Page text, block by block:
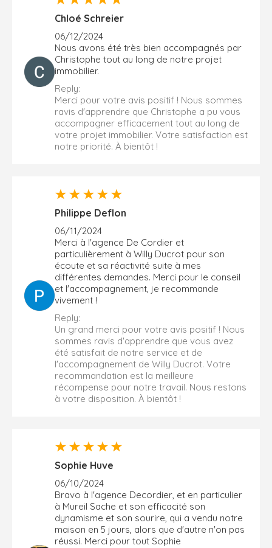
Chloé Schreier
06/12/2024
Nous avons été très bien accompagnés par
Christophe tout au long de notre projet
immobilier.
Reply:
Merci pour votre avis positif ! Nous sommes
ravis d'apprendre que Christophe a pu vous
accompagner efficacement tout au long de
votre projet immobilier. Votre satisfaction est
notre priorité. À bientôt !
Philippe Deflon
06/11/2024
Merci à l'agence De Cordier et
particulièrement à Willy Ducrot pour son
écoute et sa réactivité suite à mes
différentes demandes. Merci pour le conseil
et l'accompagnement, je recommande
vivement !
Reply:
Un grand merci pour votre avis positif ! Nous
sommes ravis d'apprendre que vous avez
été satisfait de notre service et de
l'accompagnement de Willy Ducrot. Votre
recommandation est la meilleure
récompense pour notre travail. Nous restons
à votre disposition. À bientôt !
Sophie Huve
06/10/2024
Bravo à l'agence Decordier, et en particulier
à Mureil Sache et son efficacité son
dynamisme et son sourire, qui a vendu notre
maison en 5 jours, alors que d'autre n'on pas
réussi. Merci pour tout Sophie